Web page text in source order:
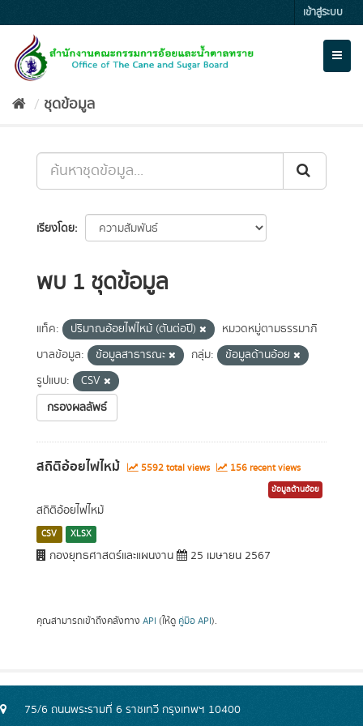
to
content
เข้าสู่ระบบ
ชุดข้อมูล
เรียงโดย
พบ 1 ชุดข้อมูล
แท็ค: ปริมาณอ้อยไฟไหม้ (ตันต่อปี)
หมวดหมู่ตามธรรมาภิ
บาลข้อมูล:
ข้อมูลสาธารณะ กลุ่ม:
ข้อมูลด้านอ้อย
รูปแบบ:
CSV
กรองผลลัพธ์
สถิติอ้อยไฟไหม้ 5592 total views 156 recent views
ข้อมูลด้านอ้อย
สถิติอ้อยไฟไหม้
CSV XLSX
กองยุทธศาสตร์และแผนงาน 25 เมษายน 2567
คุณสามารถเข้าถึงคลังทาง API (ให้ดู คู่มือ API).
75/6 ถนนพระรามที่ 6 ราชเทวี กรุงเทพฯ 10400